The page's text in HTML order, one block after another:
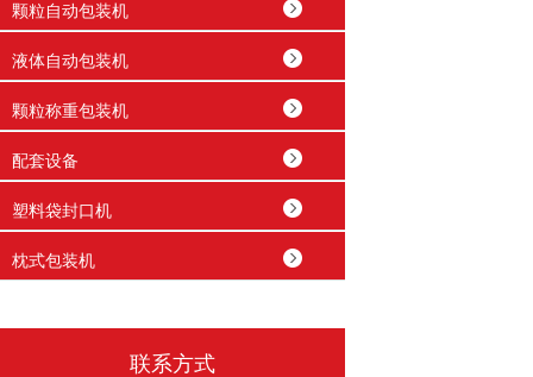
颗粒自动包装机
液体自动包装机
颗粒称重包装机
配套设备
塑料袋封口机
枕式包装机
联系方式